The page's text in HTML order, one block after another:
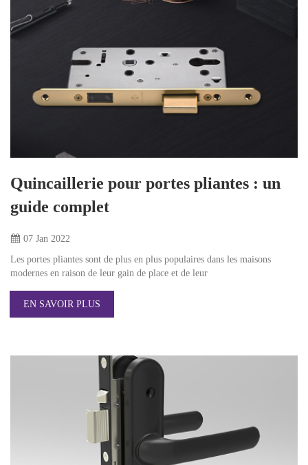
Quincaillerie pour portes pliantes : un
guide complet
07 Jan 2022
Les portes pliantes sont de plus en plus populaires dans les maisons
modernes en raison de leur gain de place et de leur
EN SAVOIR PLUS